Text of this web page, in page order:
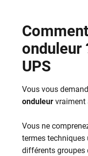
onduleur
UPS
Vous vous
onduleur vraiment
Vous ne
termes techniques
différents groupes